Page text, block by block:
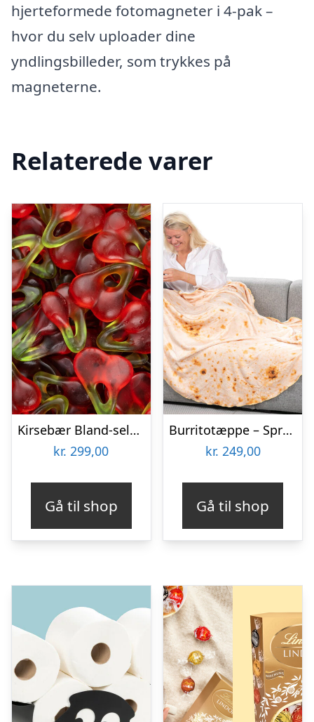
hjerteformede fotomagneter i 4-pak –
hvor du selv uploader dine
yndlingsbilleder, som trykkes på
magneterne.
Relaterede varer
Kirsebær Bland-selv slik i kasser 2,4 kg
kr. 299,00
Gå til shop
Burritotæppe – Spralla
kr. 249,00
Gå til shop